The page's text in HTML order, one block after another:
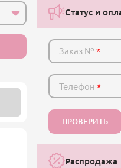
Статус и
Заказ №*
Телефон*
ПРОВЕРИТЬ
Распродажа